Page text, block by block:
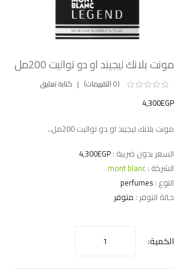
مونت بلانك ليجيند او دو تواليت 200مل
(0 التقييمات) كتابة تعليق
4,300EGP
مونت بلانك ليجيند او دو تواليت 200مل..
السعر بدون ضريبة :4,300EGP
الشركة :mont blanc
النوع :perfumes
حالة التوفر : متوفر
الكمية: